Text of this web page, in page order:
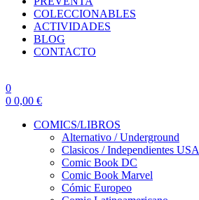
COLECCIONABLES
ACTIVIDADES
BLOG
CONTACTO
0
0 0,00 €
COMICS/LIBROS
Alternativo / Underground
Clasicos / Independientes USA
Comic Book DC
Comic Book Marvel
Cómic Europeo